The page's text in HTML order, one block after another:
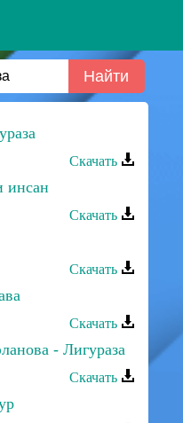
Скачать
инсан
Скачать
Скачать
Скачать
- Лигураза
Скачать